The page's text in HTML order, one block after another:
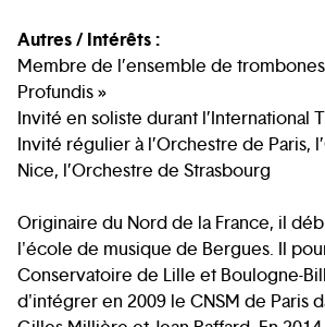
Autres / Intérêts :
Membre de l’ensemble de
Profundis »
Invité en soliste durant l’International
Invité régulier à l’Orchestre de Paris,
Nice, l’Orchestre de Strasbourg
Originaire du Nord de la France, il
l'école de musique de Bergues. Il
Conservatoire de Lille et Boulogne-
d'intégrer en 2009 le CNSM de Paris